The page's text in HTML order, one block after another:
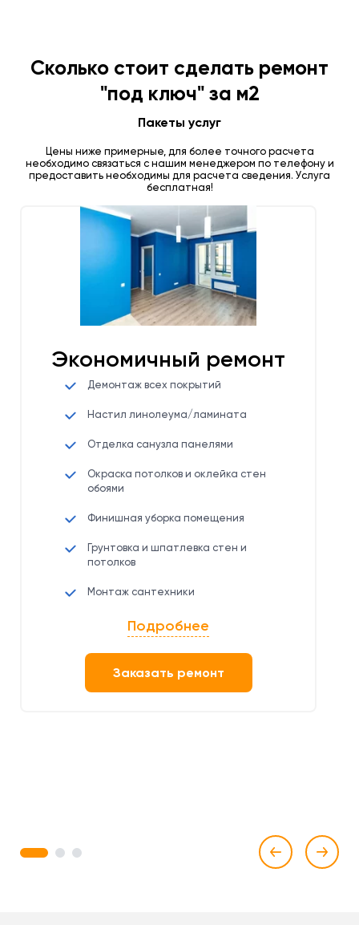
Сколько стоит сделать ремонт
"под ключ" за м2
Пакеты услуг
Цены ниже примерные, для более точного расчета
необходимо связаться с нашим менеджером по телефону и
предоставить необходимы для расчета сведения. Услуга
бесплатная!
Экономичный ремонт
Демонтаж всех покрытий
Настил линолеума/ламината
Отделка санузла панелями
Окраска потолков и оклейка стен
обоями
Финишная уборка помещения
Грунтовка и шпатлевка стен и
потолков
Монтаж сантехники
Подробнее
Заказать ремонт
1 2 3